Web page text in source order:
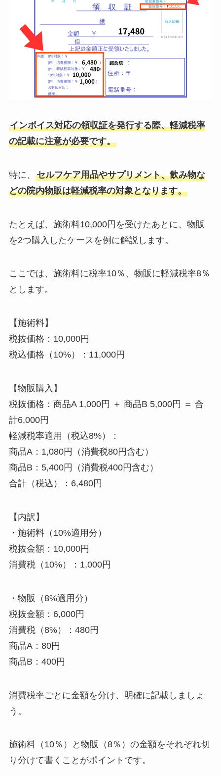
インボイス対応の領収証を発行する際、軽減税率
の記載に注意が必要です。
特に、 セルフケア用品やサプリメント、飲み物な
どの院内物販は軽減税率の対象となります。
たとえば、施術料10,000円を受けたあとに、物販
を2つ購入したケースを例に解説します。
ここでは、施術料に税率10％、物販に軽減税率8％
とします。
【施術料】
税抜価格：10,000円
税込価格（10%）：11,000円
【物販購入】
税抜価格：商品A 1,000円 ＋ 商品B 5,000円 ＝ 合
計6,000円
軽減税率適用（税込8%）：
商品A：1,080円（消費税80円含む）
商品B：5,400円（消費税400円含む）
合計（税込）：6,480円
【内訳】
・施術料（10%適用分）
税抜金額：10,000円
消費税（10%）：1,000円
・物販（8%適用分）
税抜金額：6,000円
消費税（8%）：480円
商品A：80円
商品B：400円
消費税率ごとに金額を分け、明確に記載しましょ
う。
施術料（10％）と物販（8％）の金額をそれぞれ切
り分けて書くことがポイントです。